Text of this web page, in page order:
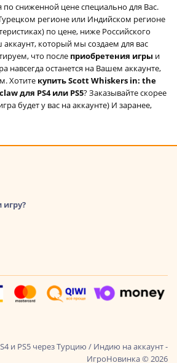
по сниженной цене специально для Вас.
регионе или Индийском регионе
по цене, ниже Российского
который мы создаем для вас
что после приобретения игры и
навсегда останется на Вашем аккаунте,
Хотите купить Scott Whiskers in: the
для PS4 или PS5? Заказывайте скорее
будет у вас на аккаунте) И заранее,
игру?
и PS5 через Турцию / Индию на аккаунт -
ИгроНовинка © 2026